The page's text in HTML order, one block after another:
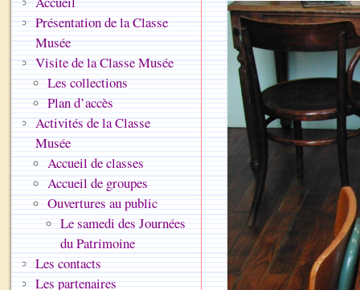
Présentation de la Classe
Musée
Visite de la Classe Musée
Les collections
Plan d’accès
Activités de la Classe
Musée
Accueil de classes
Accueil de groupes
Ouvertures au public
Le samedi des Journées
du Patrimoine
Les contacts
Les partenaires